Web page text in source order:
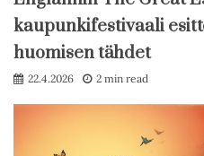
kaupunkifestivaali
huomisen tähdet
22.4.2026 2 min read